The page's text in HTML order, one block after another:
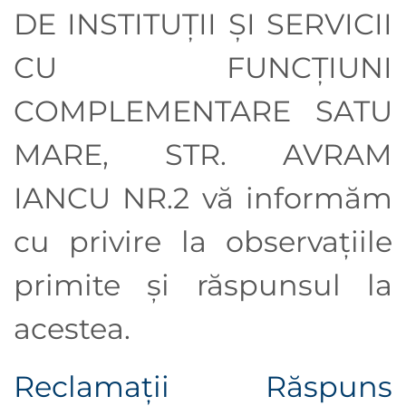
DE INSTITUȚII ȘI SERVICII
CU FUNCȚIUNI
COMPLEMENTARE SATU
MARE, STR. AVRAM
IANCU NR.2 vă informăm
cu privire la observaţiile
primite şi răspunsul la
acestea.
Reclamații
Răspuns